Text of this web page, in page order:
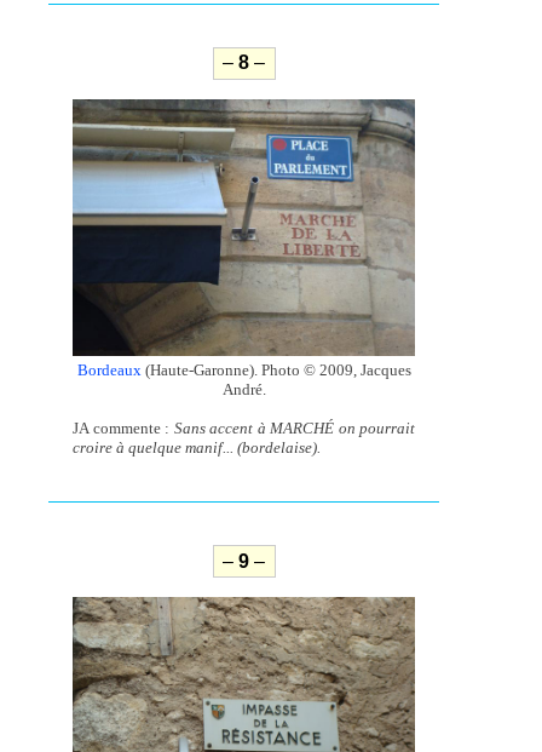
–8 –
Bordeaux(Haute-Garonne). Photo © 2009, Jacques
André.
JA commente : Sans accent à MARCHÉ on pourrait
croire à quelque manif... (bordelaise).
–9 –